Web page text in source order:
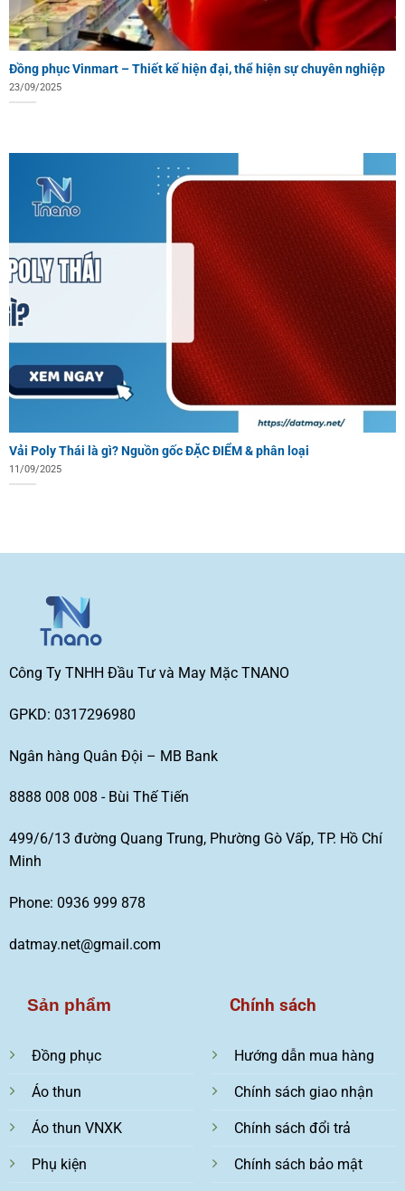
Đồng phục Vinmart – Thiết kế hiện đại, thể hiện sự chuyên nghiệp
23/09/2025
Vải Poly Thái là gì? Nguồn gốc ĐẶC ĐIỂM & phân loại
11/09/2025
Công Ty TNHH Đầu Tư và May Mặc TNANO
GPKD: 0317296980
Ngân hàng Quân Đội – MB Bank
8888 008 008 - Bùi Thế Tiến
499/6/13 đường Quang Trung, Phường Gò Vấp, TP. Hồ Chí
Minh
Phone: 0936 999 878
datmay.net@gmail.com
Sản phẩm
Đồng phục
Áo thun
Áo thun VNXK
Phụ kiện
Chính sách
Hướng dẫn mua hàng
Chính sách giao nhận
Chính sách đổi trả
Chính sách bảo mật